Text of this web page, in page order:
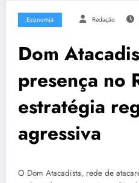
Economia Redação
Dom
presença no
estratégia
agressiva
O Dom Atacadista, rede de